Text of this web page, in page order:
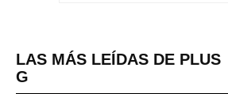
LAS MÁS LEÍDAS DE PLUS
G